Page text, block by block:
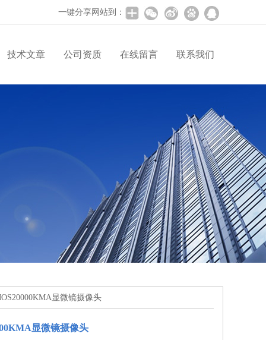
一键分享网站到：
技术文章 公司资质 在线留言 联系我们
显微镜摄像头
显微镜摄像头